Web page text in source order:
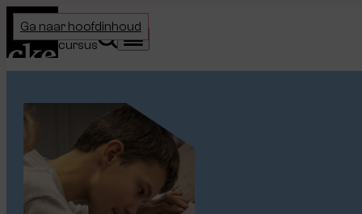
Ga naar hoofdinhoud
Home
Kies je
cursusZoeken
Menu